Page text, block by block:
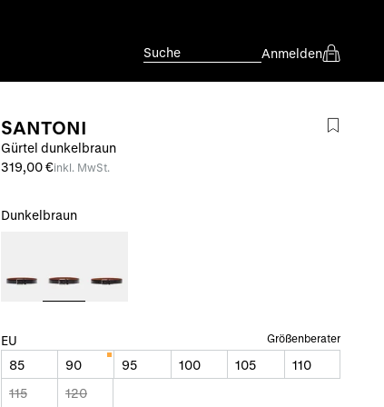
Suche Anmelden
SANTONI
Gürtel dunkelbraun
319,00 €inkl. MwSt.
Dunkelbraun
EU Größenberater
85 90 95 100 105
110
115
120